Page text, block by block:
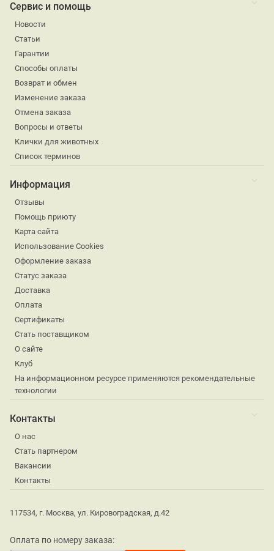
Сервис и помощь
Новости
Статьи
Гарантии
Способы оплаты
Возврат и обмен
Изменение заказа
Отмена заказа
Вопросы и ответы
Клички для животных
Список терминов
Информация
Отзывы
Помощь приюту
Карта сайта
Использование Cookies
Оформление заказа
Статус заказа
Доставка
Оплата
Сертификаты
Стать поставщиком
О сайте
Клуб
На информационном ресурсе применяются рекомендательные
технологии
Контакты
О нас
Стать партнером
Вакансии
Контакты
117534, г. Москва, ул. Кировоградская, д.42
Оплата по номеру заказа: